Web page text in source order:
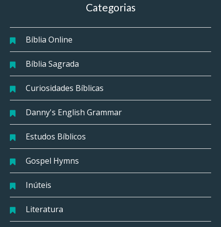
Categorias
Bíblia Online
Bíblia Sagrada
Curiosidades Bíblicas
Danny's English Grammar
Estudos Bíblicos
Gospel Hymns
Inúteis
Literatura